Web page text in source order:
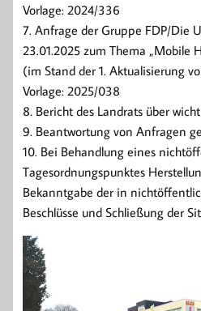
Vorlage: 2024/336
7. Anfrage der Gruppe FDP/Die
23.01.2025 zum Thema „Mobile
(im Stand der 1. Aktualisierung
Vorlage: 2025/038
8. Bericht des Landrats über
9. Beantwortung von Anfragen
10. Bei Behandlung eines
Tagesordnungspunktes
Bekanntgabe der in
Beschlüsse und Schließung der